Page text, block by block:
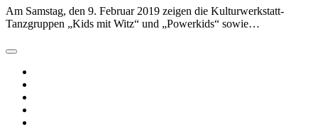
Am Samstag, den 9. Februar 2019 zeigen die Kulturwerkstatt-
Tanzgruppen „Kids mit Witz“ und „Powerkids“ sowie…